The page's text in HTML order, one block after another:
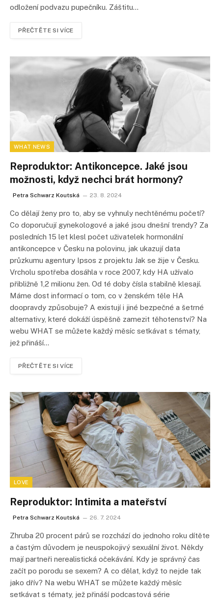
odložení podvazu pupečníku. Záštitu…
PŘEČTĚTE SI VÍCE
WHAT NEWS
Reproduktor: Antikoncepce. Jaké jsou
možnosti, když nechci brát hormony?
Petra Schwarz Koutská 23. 8. 2024
Co dělají ženy pro to, aby se vyhnuly nechtěnému početí?
Co doporučují gynekologové a jaké jsou dnešní trendy? Za
posledních 15 let klesl počet uživatelek hormonální
antikoncepce v Česku na polovinu, jak ukazují data
průzkumu agentury Ipsos z projektu Jak se žije v Česku.
Vrcholu spotřeba dosáhla v roce 2007, kdy HA užívalo
přibližně 1,2 milionu žen. Od té doby čísla stabilně klesají.
Máme dost informací o tom, co v ženském těle HA
doopravdy způsobuje? A existují i jiné bezpečné a šetrné
alternativy, které dokáží úspěšně zamezit těhotenství? Na
webu WHAT se můžete každý měsíc setkávat s tématy,
jež přináší…
PŘEČTĚTE SI VÍCE
LOVE
Reproduktor: Intimita a mateřství
Petra Schwarz Koutská 26. 7. 2024
Zhruba 20 procent párů se rozchází do jednoho roku dítěte
a častým důvodem je neuspokojivý sexuální život. Někdy
mají partneři nerealistická očekávání. Kdy je správný čas
začít po porodu se sexem? A co dělat, když to nejde tak
jako dřív? Na webu WHAT se můžete každý měsíc
setkávat s tématy, jež přináší podcastová série